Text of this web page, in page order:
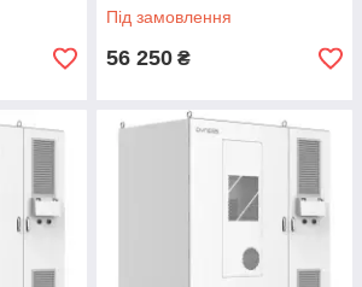
Під замовлення
56 250 ₴